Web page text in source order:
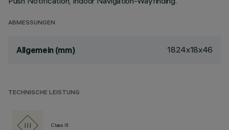
ABMESSUNGEN
Allgemein (mm) 1824x18x46
TECHNISCHE LEISTUNG
Class III